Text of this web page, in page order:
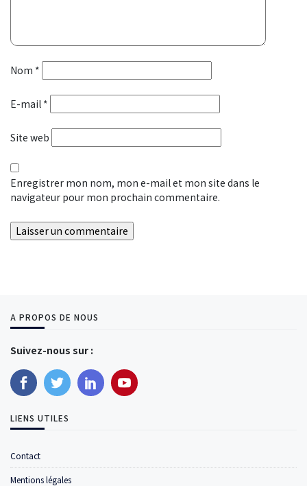
Nom *
E-mail *
Site web
Enregistrer mon nom, mon e-mail et mon site dans le
navigateur pour mon prochain commentaire.
A PROPOS DE NOUS
Suivez-nous sur :
LIENS UTILES
Contact
Mentions légales